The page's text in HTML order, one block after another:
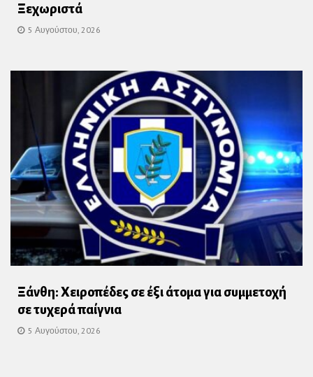
Ξεχωριστά
5 Αυγούστου, 2026
Ξάνθη: Χειροπέδες σε έξι άτομα για συμμετοχή
σε τυχερά παίγνια
5 Αυγούστου, 2026